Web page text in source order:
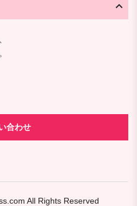
合わせ
All Rights Reserved